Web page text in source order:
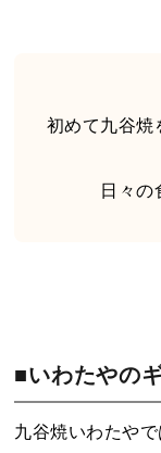
初めて九谷焼
日々の
■いわたやの
九谷焼いわたや